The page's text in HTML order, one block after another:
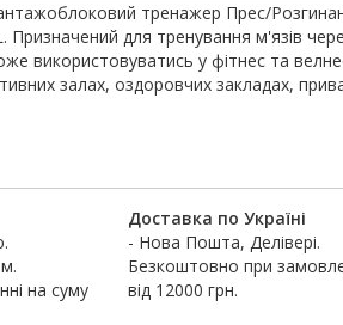
тренажер Прес/
Призначений для тренування м'язів
використовуватись у фітнес та
залах, оздоровчих закладах,
на суму
Доставка по Україні
- Нова Пошта, Делівері.
Безкоштовно при
від 12000 грн.